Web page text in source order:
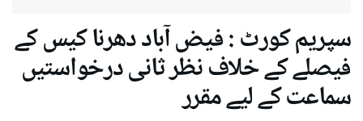
سپریم کورٹ : فیض آباد دھرنا کیس کے
فیصلے کے خلاف نظر ثانی درخواستیں
سماعت کے لیے مقرر